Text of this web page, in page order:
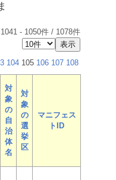
1041 - 1050件 / 1078件
104 105 106 107 108
対
象
の
自
治
体
名
対
象
の
選
挙
区
マニフェス
トID